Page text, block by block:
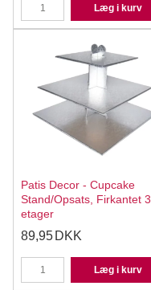
Læg i kurv
Patis Decor - Cupcake
Stand/Opsats, Firkantet 3
etager
89,95 DKK
Læg i kurv